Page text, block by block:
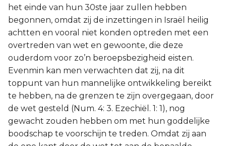
het einde van hun 30ste jaar zullen hebben
begonnen, omdat zij de inzettingen in Israël heilig
achtten en vooral niet konden optreden met een
overtreden van wet en gewoonte, die deze
ouderdom voor zo’n beroepsbezigheid eisten.
Evenmin kan men verwachten dat zij, na dit
toppunt van hun mannelijke ontwikkeling bereikt
te hebben, na de grenzen te zijn overgegaan, door
de wet gesteld (Num. 4: 3. Ezechiël. 1: 1), nog
gewacht zouden hebben om met hun goddelijke
boodschap te voorschijn te treden. Omdat zij aan